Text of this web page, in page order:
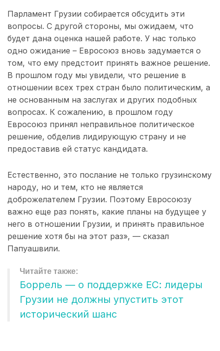
Парламент Грузии собирается обсудить эти
вопросы. С другой стороны, мы ожидаем, что
будет дана оценка нашей работе. У нас только
одно ожидание – Евросоюз вновь задумается о
том, что ему предстоит принять важное решение.
В прошлом году мы увидели, что решение в
отношении всех трех стран было политическим, а
не основанным на заслугах и других подобных
вопросах. К сожалению, в прошлом году
Евросоюз принял неправильное политическое
решение, обделив лидирующую страну и не
предоставив ей статус кандидата.
Естественно, это послание не только грузинскому
народу, но и тем, кто не является
доброжелателем Грузии. Поэтому Евросоюзу
важно еще раз понять, какие планы на будущее у
него в отношении Грузии, и принять правильное
решение хотя бы на этот раз», — сказал
Папуашвили.
Боррель — о поддержке ЕС: лидеры
Грузии не должны упустить этот
исторический шанс